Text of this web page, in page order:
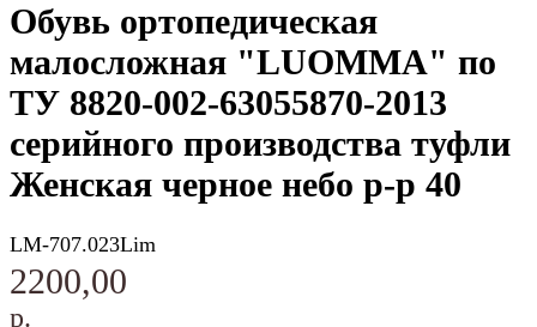
Обувь ортопедическая
малосложная "LUOMMA" по
ТУ 8820-002-63055870-2013
серийного производства туфли
Женская черное небо р-р 40
LM-707.023Lim
2200,00
р.